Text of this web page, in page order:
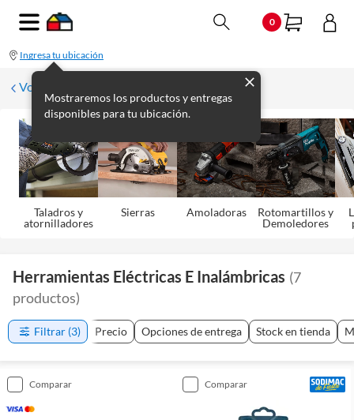
0
Ingresa tu ubicación
Mostraremos los productos y entregas
disponibles para tu ubicación.
Volver
Taladros y
atornilladores
Sierras Amoladoras
Rotomartillos y
Demoledores
Herramientas Eléctricas E Inalámbricas (7
productos)
Filtrar (3) Precio Opciones de entrega Stock en tienda
comparar comparar